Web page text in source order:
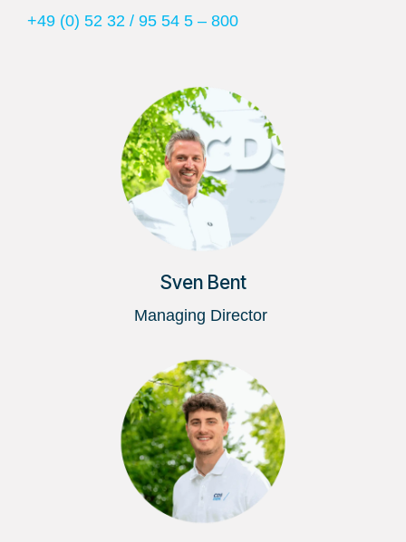
+49 (0) 52 32 / 95 54 5 – 800
Sven Bent
Managing Director